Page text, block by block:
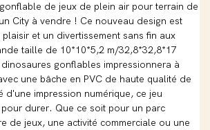
de jeux de plein air pour terrain de
City à vendre ! Ce nouveau design est
et un divertissement sans fin aux
taille de 10*10*5,2 m/32,8*32,8*17
gonflables impressionnera à
une bâche en PVC de haute qualité de
impression numérique, ce jeu
durer. Que ce soit pour un parc
de jeux, une activité commerciale ou une